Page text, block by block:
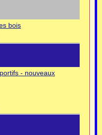
bois
- nouveaux